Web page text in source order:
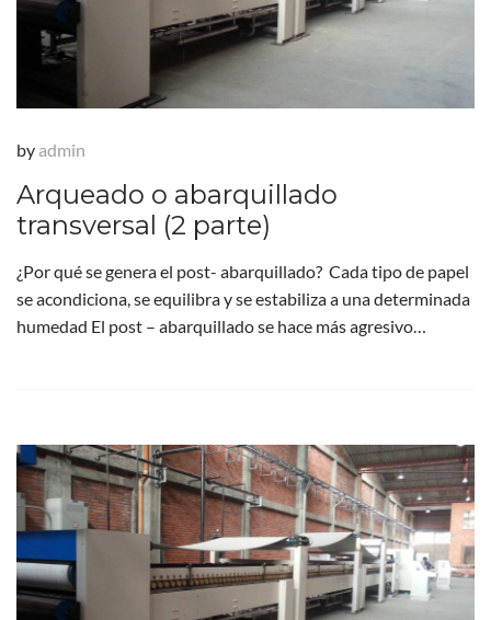
by admin
Arqueado o abarquillado
transversal (2 parte)
¿Por qué se genera el post- abarquillado? Cada tipo de papel
se acondiciona, se equilibra y se estabiliza a una determinada
humedad El post – abarquillado se hace más agresivo…